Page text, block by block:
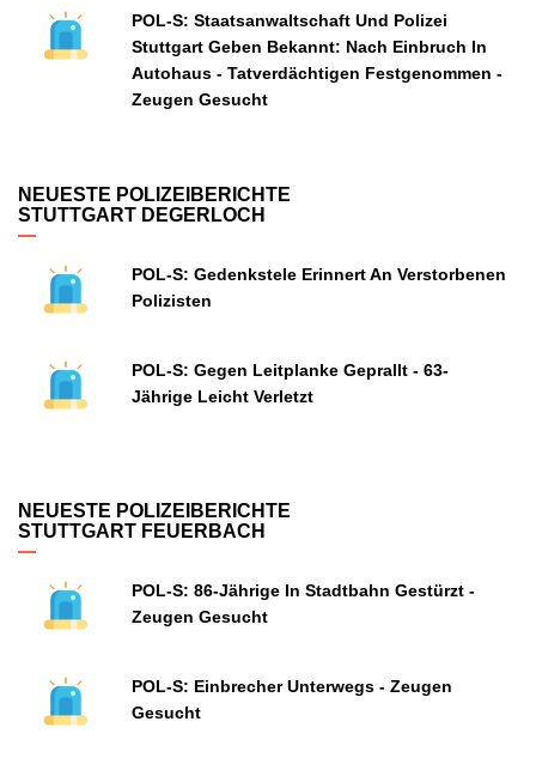
POL-S: Staatsanwaltschaft Und Polizei
Stuttgart Geben Bekannt: Nach Einbruch In
Autohaus - Tatverdächtigen Festgenommen -
Zeugen Gesucht
NEUESTE POLIZEIBERICHTE
STUTTGART DEGERLOCH
POL-S: Gedenkstele Erinnert An Verstorbenen
Polizisten
POL-S: Gegen Leitplanke Geprallt - 63-
Jährige Leicht Verletzt
NEUESTE POLIZEIBERICHTE
STUTTGART FEUERBACH
POL-S: 86-Jährige In Stadtbahn Gestürzt -
Zeugen Gesucht
POL-S: Einbrecher Unterwegs - Zeugen
Gesucht